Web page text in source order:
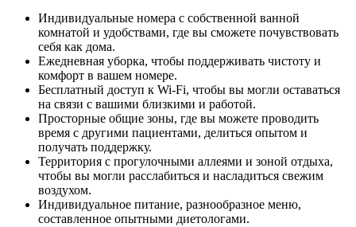
Индивидуальные номера с собственной ванной
комнатой и удобствами, где вы сможете почувствовать
себя как дома.
Ежедневная уборка, чтобы поддерживать чистоту и
комфорт в вашем номере.
Бесплатный доступ к Wi-Fi, чтобы вы могли оставаться
на связи с вашими близкими и работой.
Просторные общие зоны, где вы можете проводить
время с другими пациентами, делиться опытом и
получать поддержку.
Территория с прогулочными аллеями и зоной отдыха,
чтобы вы могли расслабиться и насладиться свежим
воздухом.
Индивидуальное питание, разнообразное меню,
составленное опытными диетологами.